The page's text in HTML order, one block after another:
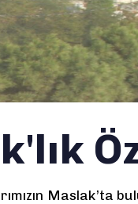
Maslak’ta